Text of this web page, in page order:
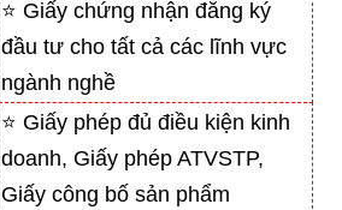
⭐ Giấy chứng nhận đăng ký
đầu tư cho tất cả các lĩnh vực
ngành nghề
⭐ Giấy phép đủ điều kiện kinh
doanh, Giấy phép ATVSTP,
Giấy công bố sản phẩm